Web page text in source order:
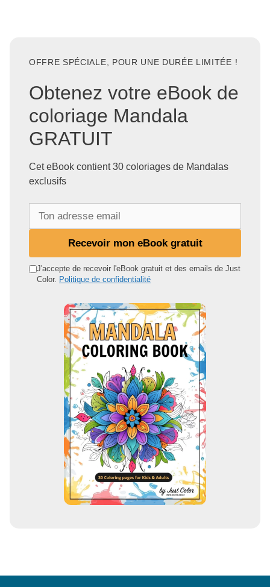
OFFRE SPÉCIALE, POUR UNE DURÉE LIMITÉE !
Obtenez votre eBook de
coloriage Mandala
GRATUIT
Cet eBook contient 30 coloriages de Mandalas
exclusifs
d
Recevoir mon eBook gratuit
J'accepte de recevoir l'eBook gratuit et des emails de Just
Color. Politique de confidentialité